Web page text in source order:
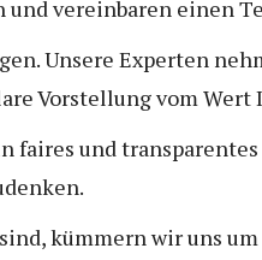
und vereinbaren einen
Unsere Experten
Vorstellung vom Wert
und transparentes
kümmern wir uns